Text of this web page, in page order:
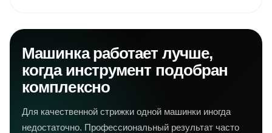
Машинка работает лучше,
когда инструмент подобран
комплексно
Для качественной стрижки одной машинки иногда
недостаточно. Профессиональный результат часто